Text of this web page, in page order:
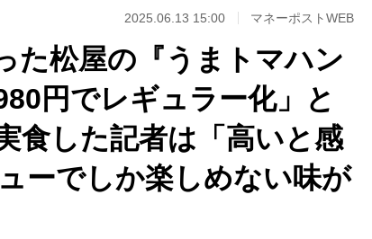
2025.06.13 15:00 マネーポストWEB
た松屋の『うまトマハン
円でレギュラー化」と
した記者は「高いと感
ーでしか楽しめない味が